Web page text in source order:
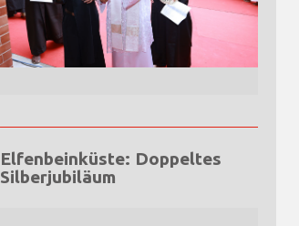
Elfenbeinküste: Doppeltes
Silberjubiläum